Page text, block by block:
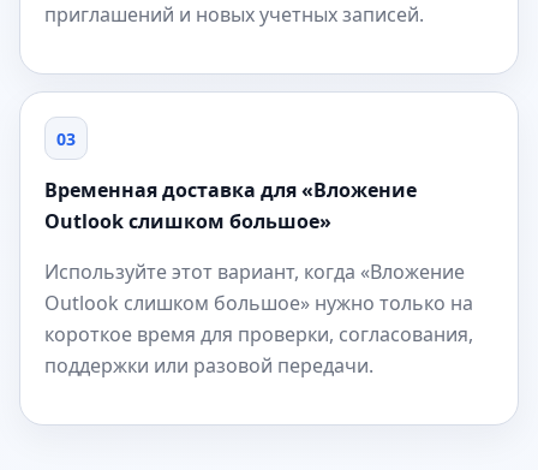
приглашений и новых учетных записей.
03
Временная доставка для «Вложение
Outlook слишком большое»
Используйте этот вариант, когда «Вложение
Outlook слишком большое» нужно только на
короткое время для проверки, согласования,
поддержки или разовой передачи.